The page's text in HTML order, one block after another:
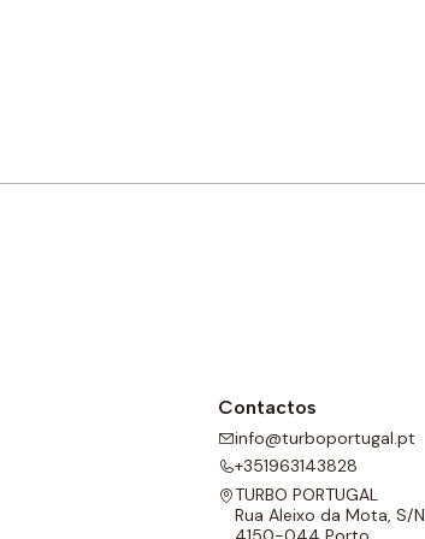
Contactos
info@turboportugal.pt
+351963143828
TURBO PORTUGAL
Rua Aleixo da Mota, S/N